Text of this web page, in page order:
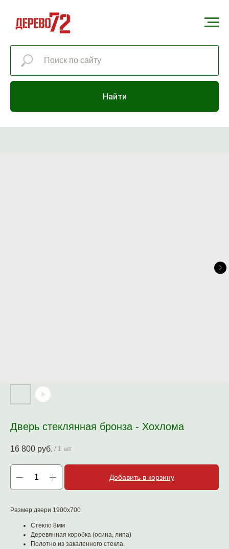
Найти
Дверь стеклянная бронза - Хохлома
16 800 руб. / 1 шт
Добавить в корзину
Размер двери 1900х700
Стекло 8мм
Деревянная коробка (осина, липа)
Полотно из закаленного стекла,